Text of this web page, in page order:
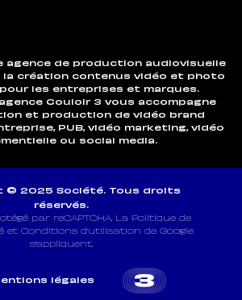
agence de production audiovisuelle
la création contenus vidéo et photo
les entreprises et marques.
Couloir 3 vous accompagne
et production de vidéo brand
PUB, vidéo marketing, vidéo
ou social media.
© 2025 Société. Tous droits
réservés.
par reCAPTCHA. La Politique de
et Conditions d’utilisation de Google
s’appliquent.
légales